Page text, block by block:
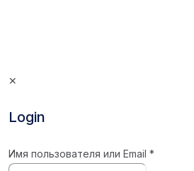
✕
Login
Имя пользователя или Email*